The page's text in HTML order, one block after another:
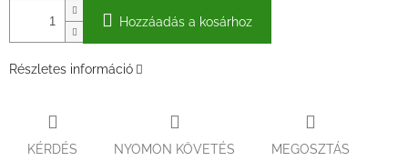
Hozzáadás a kosárhoz
Részletes információ
KÉRDÉS NYOMON KÖVETÉS MEGOSZTÁS